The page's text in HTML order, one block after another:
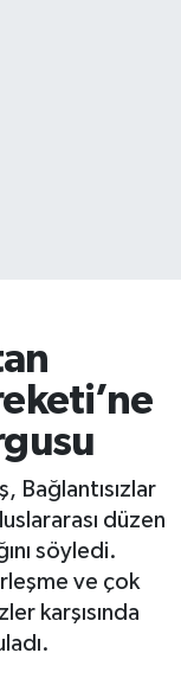
Bağlantısızlar
düzen
söyledi.
ve çok
karşısında